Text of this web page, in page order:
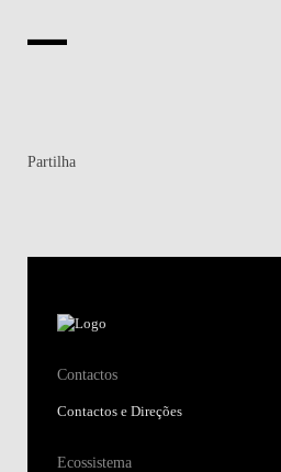
Partilha
Contactos
Contactos e Direções
Ecossistema